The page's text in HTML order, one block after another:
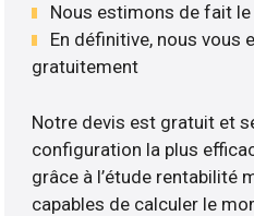
Nous estimons de fait
En définitive, nous vous
gratuitement
Notre devis est gratuit et
configuration la plus
grâce à l’étude rentabilité
capables de calculer le